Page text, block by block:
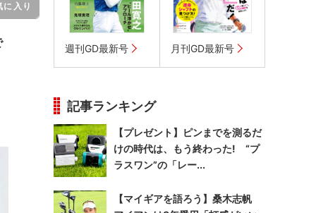
に入り
週刊GD最新号 月刊GD最新号
記事ランキング
【プレゼント】ピンまでを測るだ
けの時代は、もう終わった! “プ
ラスワン”の「レー...
【マイギアを語ろう】桑木志帆